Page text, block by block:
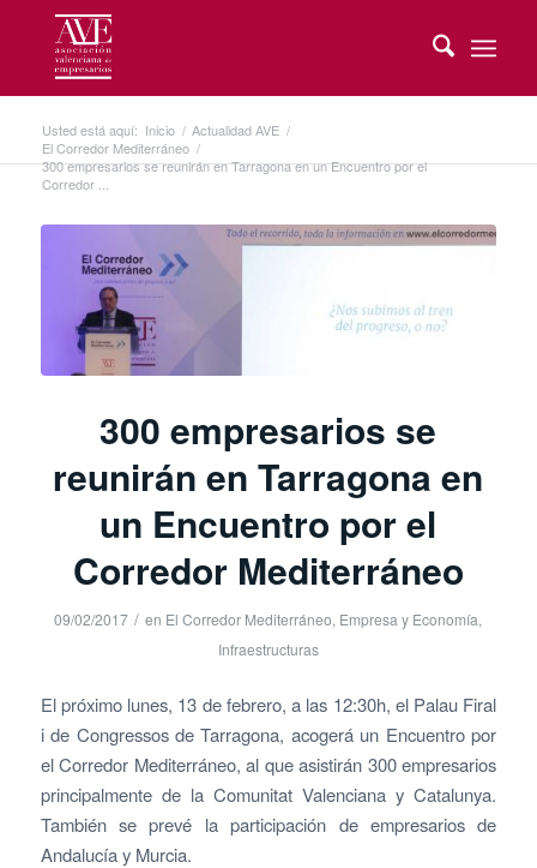
Usted está aquí: Inicio / Actualidad AVE /
El Corredor Mediterráneo /
300 empresarios se reunirán en Tarragona en un Encuentro por el
Corredor ...
300 empresarios se
reunirán en Tarragona en
un Encuentro por el
Corredor Mediterráneo
09/02/2017 / en El Corredor Mediterráneo, Empresa y Economía,
Infraestructuras
El próximo lunes, 13 de febrero, a las 12:30h, el Palau Firal
i de Congressos de Tarragona, acogerá un Encuentro por
el Corredor Mediterráneo, al que asistirán 300 empresarios
principalmente de la Comunitat Valenciana y Catalunya.
También se prevé la participación de empresarios de
Andalucía y Murcia.